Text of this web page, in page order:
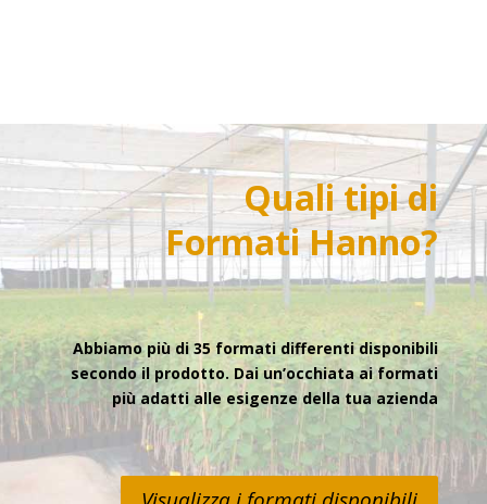
Quali tipi di
FormatiHanno?
Abbiamo più di 35 formati differenti disponibili
secondo il prodotto. Dai un’occhiata ai formati
più adatti alle esigenze della tua azienda